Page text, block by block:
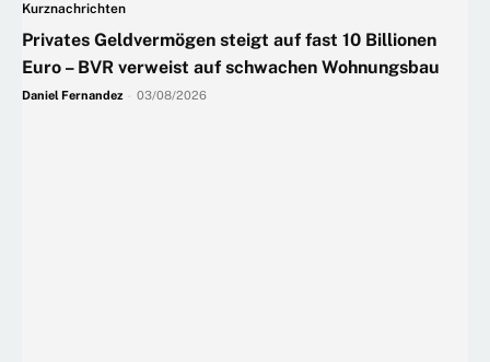
Kurznachrichten
Privates Geldvermögen steigt auf fast 10 Billionen
Euro – BVR verweist auf schwachen Wohnungsbau
Daniel Fernandez 03/08/2026